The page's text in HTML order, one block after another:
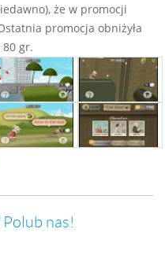
że w promocji
promocja obniżyła
gr.
Polub nas!